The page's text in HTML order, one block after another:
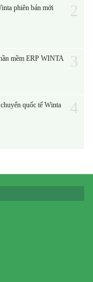
phiên bản mới
2
mềm ERP WINTA
3
quốc tế Winta
4